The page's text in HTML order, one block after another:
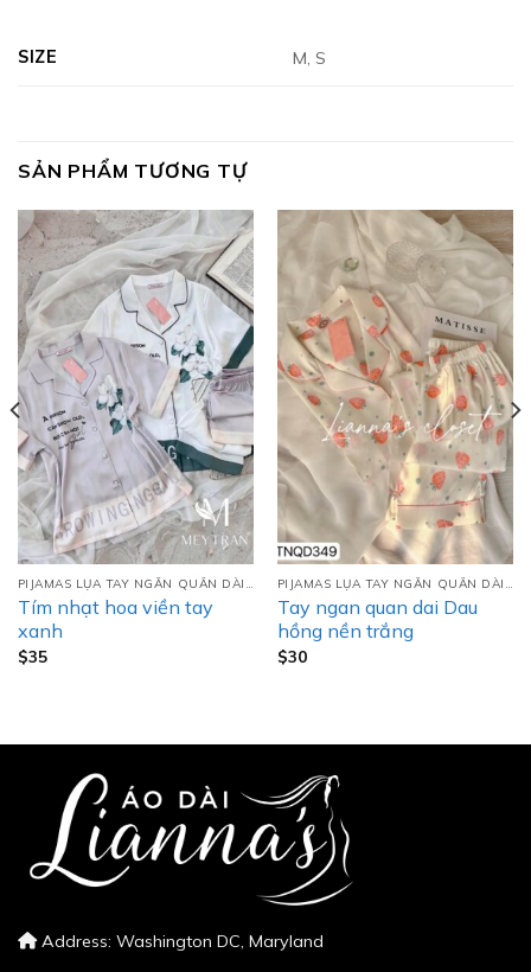
SIZE M, S
SẢN PHẨM TƯƠNG TỰ
PIJAMAS LỤA TAY NGẮN QUẦN DÀI (TNQD)
Tím nhạt hoa viền tay
xanh
$35
PIJAMAS LỤA TAY NGẮN QUẦN DÀI (TNQD)
Tay ngan quan dai Dau
hồng nền trắng
$30
Address: Washington DC, Maryland